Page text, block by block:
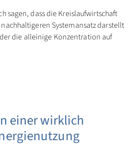
sagen, dass die Kreislaufwirtschaft
Systemansatz darstellt
die alleinige Konzentration auf
einer wirklich